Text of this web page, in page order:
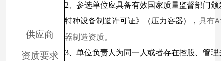
供应商
资质要求
2、参选单位应具备有效国家质量监督部门
特种设备制造许可证》（压力容器），具有
器制造资质。
3、单位负责人为同一人或者存在控股、管